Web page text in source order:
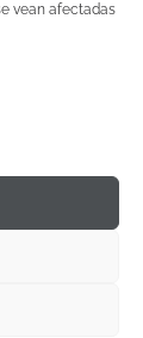
vean afectadas